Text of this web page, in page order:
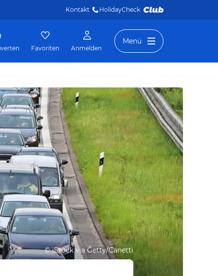
Kontakt HolidayCheck
Favoriten Anmelden
Menü
©iStock via Getty/Canetti